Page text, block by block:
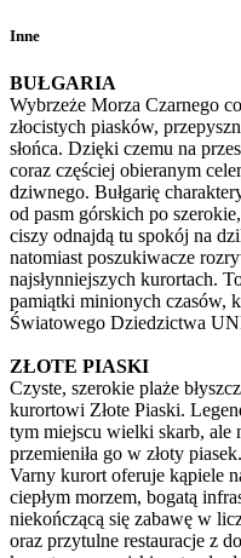
Inne
BUŁGARIA
Wybrzeże Morza Czarnego
złocistych piasków,
słońca. Dzięki czemu na
coraz częściej obieranym
dziwnego. Bułgarię
od pasm górskich po
ciszy odnajdą tu spokój na
natomiast poszukiwacze
najsłynniejszych kurortach.
pamiątki minionych czasów,
Światowego Dziedzictwa
ZŁOTE PIASKI
Czyste, szerokie plaże
kurortowi Złote Piaski.
tym miejscu wielki skarb, ale
przemieniła go w złoty
Varny kurort oferuje kąpiele
ciepłym morzem, bogatą
niekończącą się zabawę w
oraz przytulne restauracje z